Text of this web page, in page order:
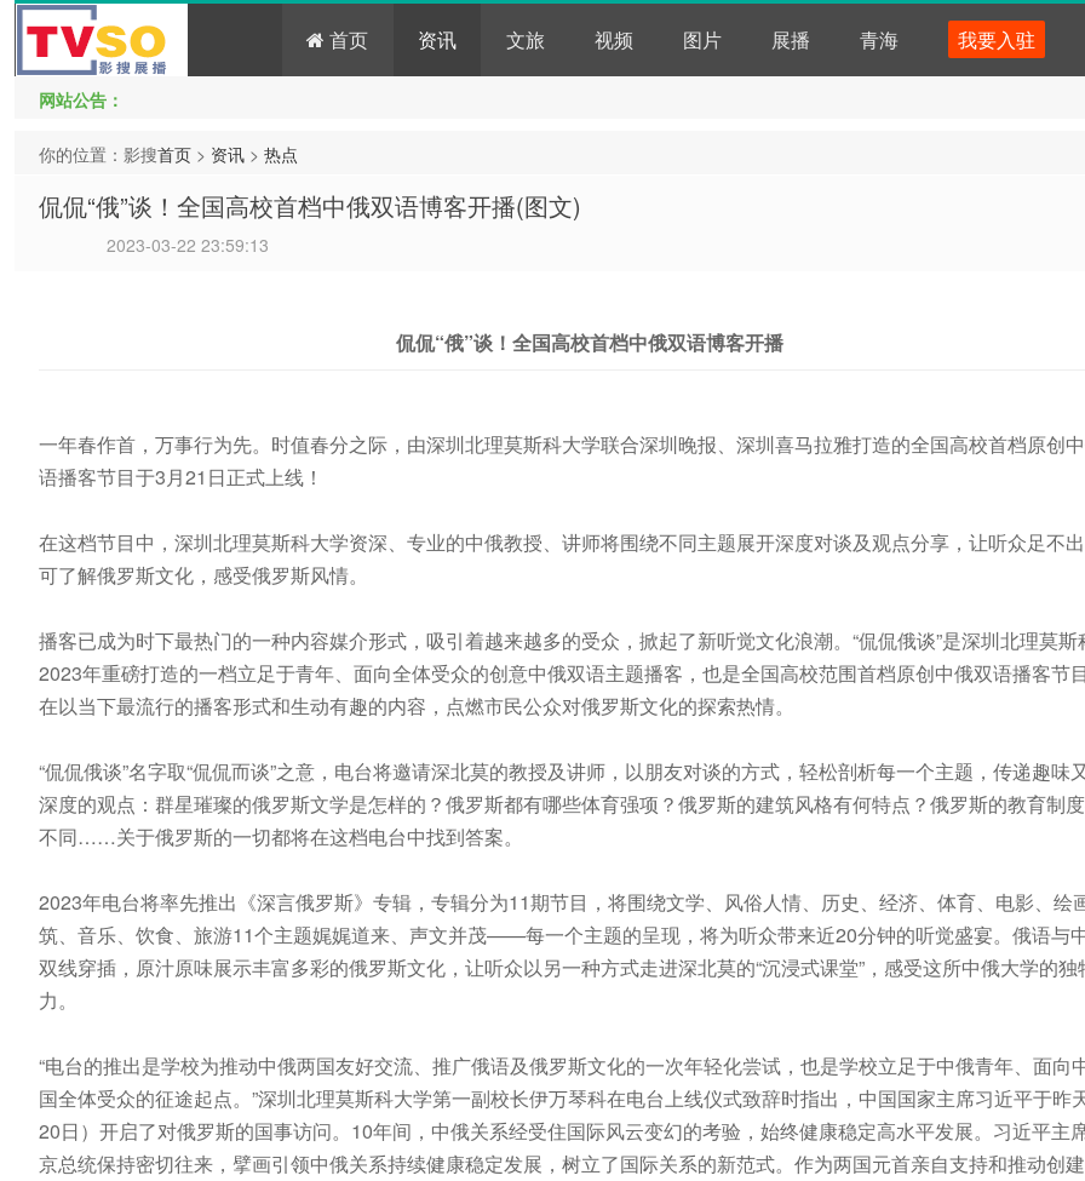
首页 资讯 文旅 视频 图片 展播 青海 我要入驻
网站公告：
你的位置：影搜首页 > 资讯 > 热点
侃侃“俄”谈！全国高校首档中俄双语博客开播(图文)
2023-03-22 23:59:13
侃侃“俄”谈！全国高校首档中俄双语博客开播
一年春作首，万事行为先。时值春分之际，由深圳北理莫斯科大学联合深圳晚报、深圳喜马拉雅打造的全国高校首档原创
语播客节目于3月21日正式上线！
在这档节目中，深圳北理莫斯科大学资深、专业的中俄教授、讲师将围绕不同主题展开深度对谈及观点分享，让听众足不
可了解俄罗斯文化，感受俄罗斯风情。
播客已成为时下最热门的一种内容媒介形式，吸引着越来越多的受众，掀起了新听觉文化浪潮。“侃侃俄谈”是深圳北理莫斯
2023年重磅打造的一档立足于青年、面向全体受众的创意中俄双语主题播客，也是全国高校范围首档原创中俄双语播客节
在以当下最流行的播客形式和生动有趣的内容，点燃市民公众对俄罗斯文化的探索热情。
“侃侃俄谈”名字取“侃侃而谈”之意，电台将邀请深北莫的教授及讲师，以朋友对谈的方式，轻松剖析每一个主题，传递趣味
深度的观点：群星璀璨的俄罗斯文学是怎样的？俄罗斯都有哪些体育强项？俄罗斯的建筑风格有何特点？俄罗斯的教育制
不同……关于俄罗斯的一切都将在这档电台中找到答案。
2023年电台将率先推出《深言俄罗斯》专辑，专辑分为11期节目，将围绕文学、风俗人情、历史、经济、体育、电影、绘
筑、音乐、饮食、旅游11个主题娓娓道来、声文并茂——每一个主题的呈现，将为听众带来近20分钟的听觉盛宴。俄语与
双线穿插，原汁原味展示丰富多彩的俄罗斯文化，让听众以另一种方式走进深北莫的“沉浸式课堂”，感受这所中俄大学的独
力。
“电台的推出是学校为推动中俄两国友好交流、推广俄语及俄罗斯文化的一次年轻化尝试，也是学校立足于中俄青年、面向
国全体受众的征途起点。”深圳北理莫斯科大学第一副校长伊万琴科在电台上线仪式致辞时指出，中国国家主席习近平于昨
20日）开启了对俄罗斯的国事访问。10年间，中俄关系经受住国际风云变幻的考验，始终健康稳定高水平发展。习近平主
京总统保持密切往来，擘画引领中俄关系持续健康稳定发展，树立了国际关系的新范式。作为两国元首亲自支持和推动创